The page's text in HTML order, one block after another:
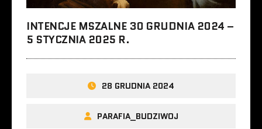
INTENCJE MSZALNE 30 GRUDNIA 2024 –
5 STYCZNIA 2025 R.
28 GRUDNIA 2024
PARAFIA_BUDZIWOJ